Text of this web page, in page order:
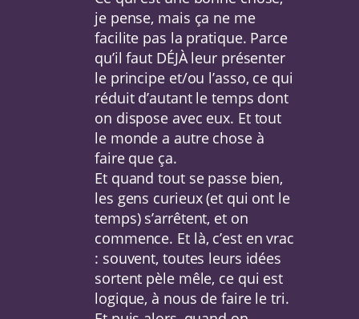
je pense, mais ça ne me
facilite pas la pratique. Parce
qu’il faut DÉJÀ leur présenter
le principe et/ou l’asso, ce qui
réduit d’autant le temps dont
on dispose avec eux. Et tout
le monde a autre chose à
faire que ça.
Et quand tout se passe bien,
les gens curieux (et qui ont le
temps) s’arrêtent, et on
commence. Et là, c’est en vrac
: souvent, toutes leurs idées
sortent pèle mêle, ce qui est
logique, à nous de faire le tri.